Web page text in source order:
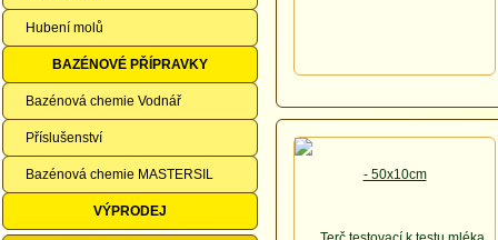
Hubení molů
BAZÉNOVÉ PŘÍPRAVKY
Bazénová chemie Vodnář
Příslušenství
Bazénová chemie MASTERSIL
VÝPRODEJ